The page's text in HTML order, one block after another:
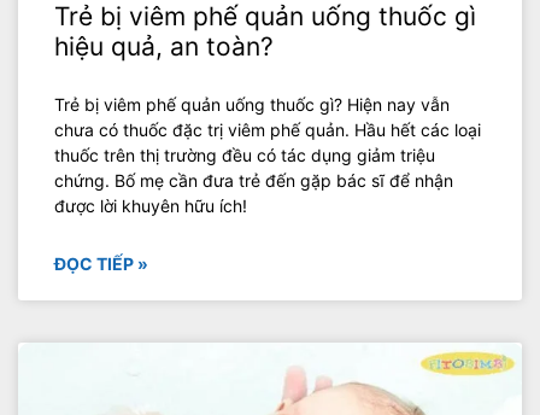
Trẻ bị viêm phế quản uống thuốc gì
hiệu quả, an toàn?
Trẻ bị viêm phế quản uống thuốc gì? Hiện nay vẫn
chưa có thuốc đặc trị viêm phế quản. Hầu hết các loại
thuốc trên thị trường đều có tác dụng giảm triệu
chứng. Bố mẹ cần đưa trẻ đến gặp bác sĩ để nhận
được lời khuyên hữu ích!
ĐỌC TIẾP »